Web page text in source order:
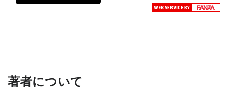
著者について